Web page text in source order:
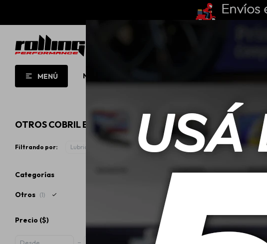
MENÚ NUEVO!
OTROS COBRIL EN COLOR ROJO
Filtrando por: Lubricantes Otros Color:Rojo Quitar filtros
Categorías
Otros (1)
Precio ($)